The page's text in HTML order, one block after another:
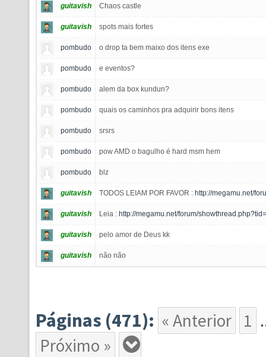
guitavish Chaos castle
guitavish spots mais fortes
pombudo o drop ta bem maixo dos itens exe
pombudo e eventos?
pombudo alem da box kundun?
pombudo quais os caminhos pra adquirir bons itens
pombudo srsrs
pombudo pow AMD o bagulho é hard msm hem
pombudo blz
guitavish TODOS LEIAM POR FAVOR : http://megamu.net/
guitavish Leia : http://megamu.net/forum/
guitavish pelo amor de Deus kk
guitavish não não
Páginas (471): « Anterior 1
Próximo »